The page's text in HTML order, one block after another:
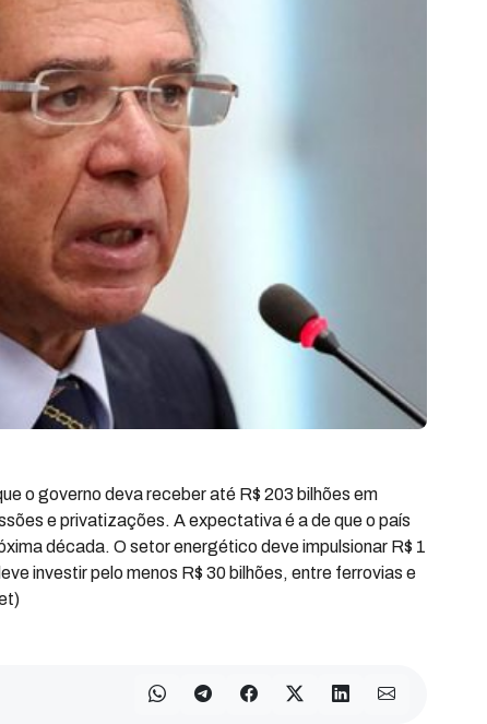
o governo deva receber até R$ 203 bilhões em
e privatizações. A expectativa é a de que o país
década. O setor energético deve impulsionar R$ 1
investir pelo menos R$ 30 bilhões, entre ferrovias e